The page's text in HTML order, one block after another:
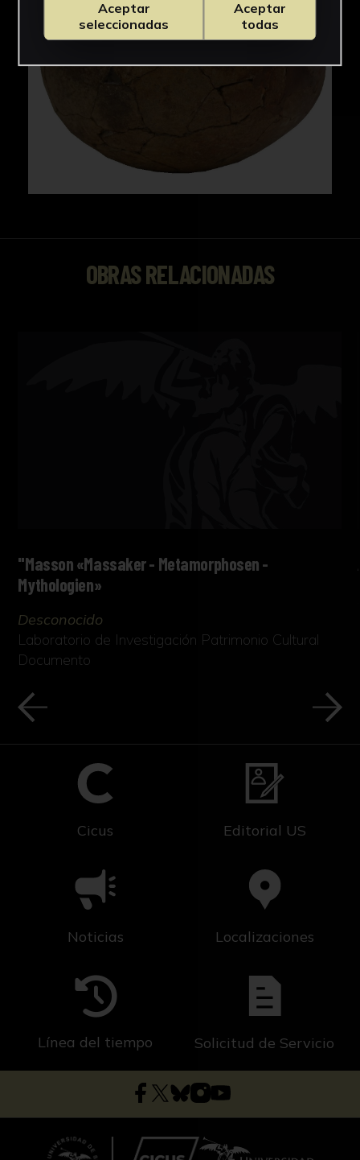
OBRAS RELACIONADAS
"Masson «Massaker - Metamorphosen -
Mythologien»
Desconocido
Laboratorio de Investigación Patrimonio Cultural
Documento
Cicus Editorial US
Noticias Localizaciones
Línea del tiempo Solicitud de Servicio
Aceptar
seleccionadas
Aceptar
todas